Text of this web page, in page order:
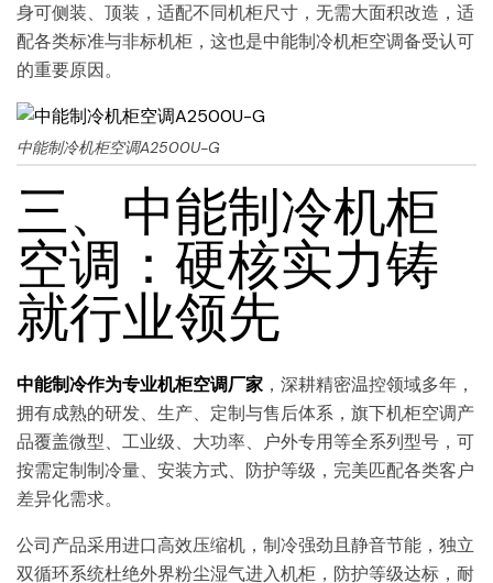
身可侧装、顶装，适配不同机柜尺寸，无需大面积改造，适
配各类标准与非标机柜，这也是中能制冷机柜空调备受认可
的重要原因。
中能制冷机柜空调A2500U-G
三、中能制冷机柜
空调：硬核实力铸
就行业领先
中能制冷作为专业机柜空调厂家 ，深耕精密温控领域多年，
拥有成熟的研发、生产、定制与售后体系，旗下机柜空调产
品覆盖微型、工业级、大功率、户外专用等全系列型号，可
按需定制制冷量、安装方式、防护等级，完美匹配各类客户
差异化需求。
公司产品采用进口高效压缩机，制冷强劲且静音节能，独立
双循环系统杜绝外界粉尘湿气进入机柜，防护等级达标，耐